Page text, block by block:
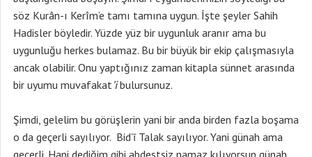
söz Kurân-ı Kerîm’e tamı tamına uygun. İşte şeyler Sahih
Hadisler böyledir. Yüzde yüz bir uygunluk aranır ama bu
uygunluğu herkes bulamaz. Bu bir büyük bir ekip çalışmasıyla
ancak olabilir. Onu yaptığınız zaman kitapla sünnet arasında
bir uyumu muvafakat’ibulursunuz.
Şimdi, gelelim bu görüşlerin yani bir anda birden fazla boşama
o da geçerli sayılıyor. Bid’ī Talak sayılıyor. Yani günah ama
geçerli. Hani dediğim gibi abdestsiz namaz kılıyorsun günah